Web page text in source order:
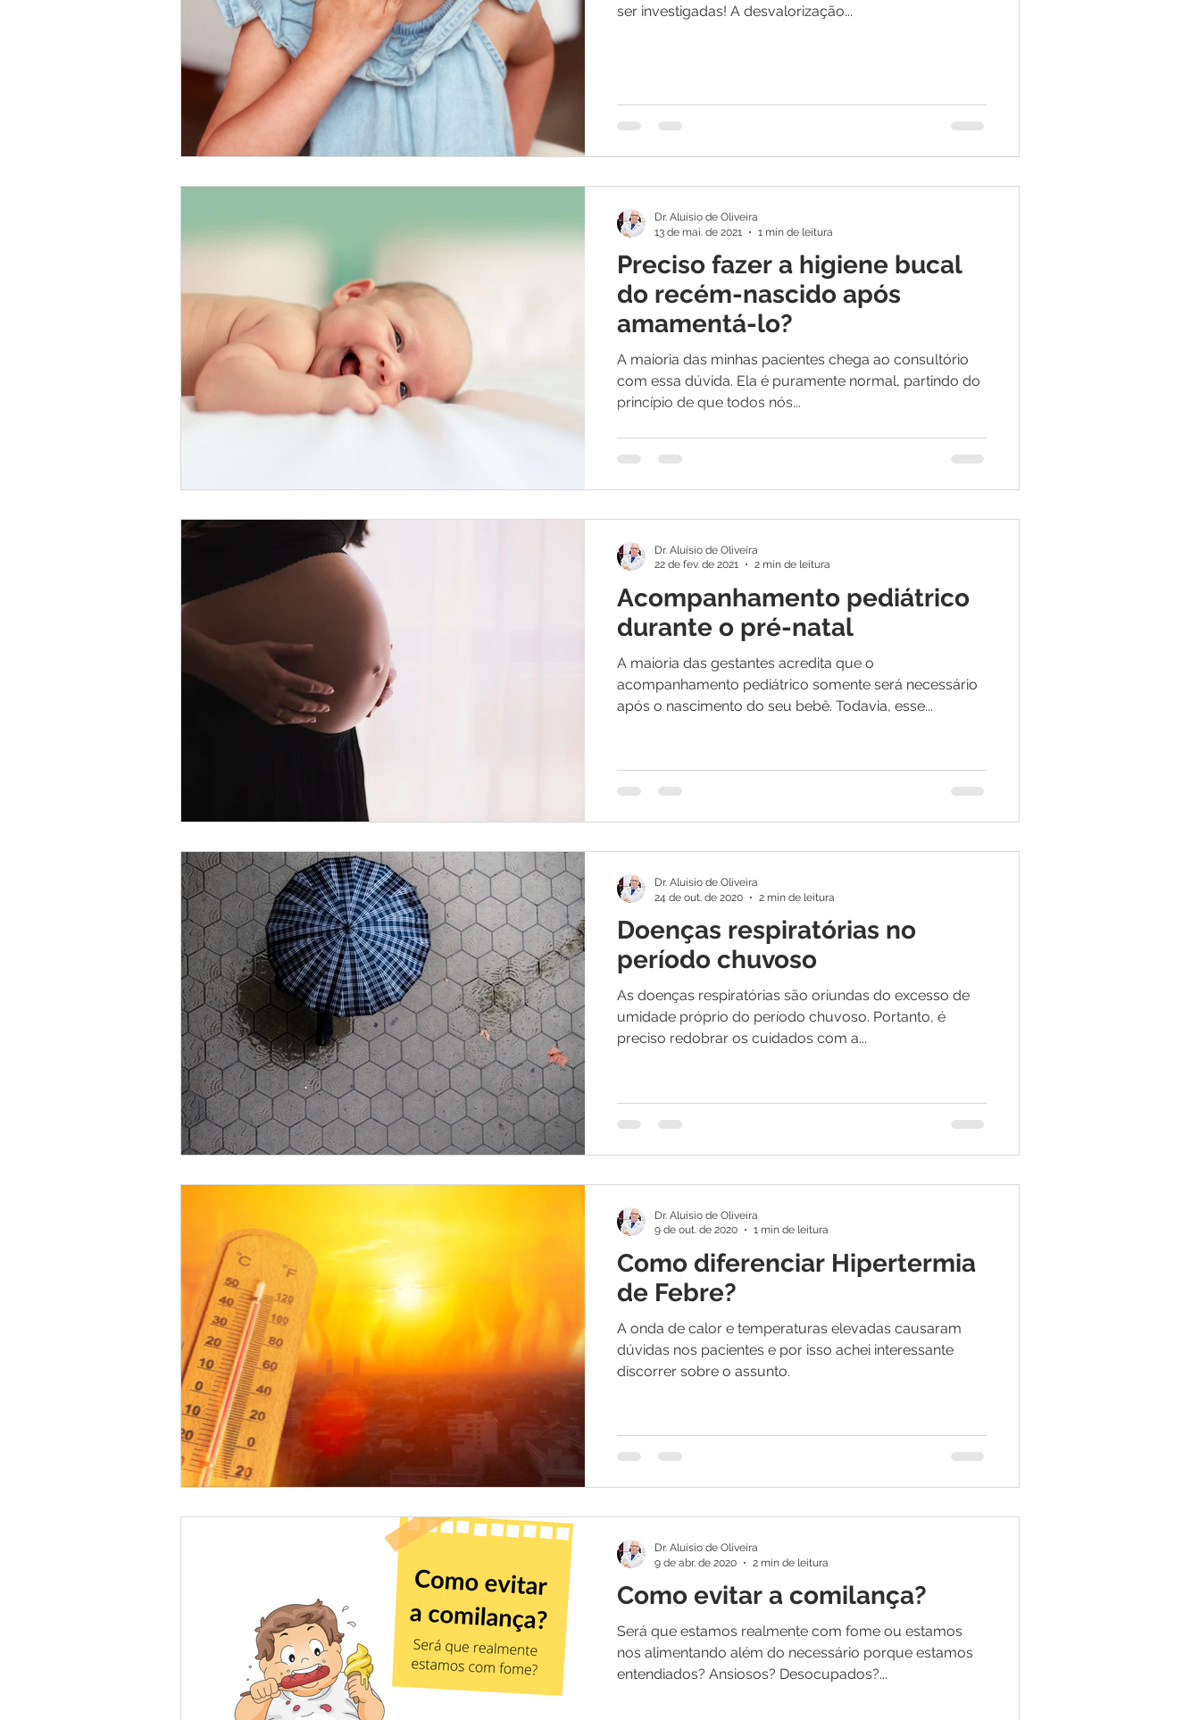
ser investigadas! A desvalorização...
Preciso fazer a higiene bucal
do recém-nascido após
amamentá-lo?
A maioria das minhas pacientes chega ao consultório
com essa dúvida. Ela é puramente normal, partindo do
princípio de que todos nós...
Dr. Aluísio de Oliveira
13 de mai. de 2021
1 min de leitura
Acompanhamento pediátrico
durante o pré-natal
A maioria das gestantes acredita que o
acompanhamento pediátrico somente será necessário
após o nascimento do seu bebê. Todavia, esse...
Dr. Aluísio de Oliveira
22 de fev. de 2021
2 min de leitura
Doenças respiratórias no
período chuvoso
As doenças respiratórias são oriundas do excesso de
umidade próprio do período chuvoso. Portanto, é
preciso redobrar os cuidados com a...
Dr. Aluísio de Oliveira
24 de out. de 2020
2 min de leitura
Como diferenciar Hipertermia
de Febre?
A onda de calor e temperaturas elevadas causaram
dúvidas nos pacientes e por isso achei interessante
discorrer sobre o assunto.
Dr. Aluísio de Oliveira
9 de out. de 2020
1 min de leitura
Como evitar a comilança?
Será que estamos realmente com fome ou estamos
nos alimentando além do necessário porque estamos
entendiados? Ansiosos? Desocupados?...
Dr. Aluísio de Oliveira
9 de abr. de 2020
2 min de leitura